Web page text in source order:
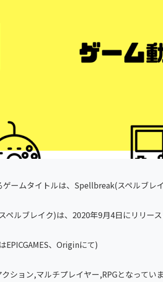
ームタイトルは、Spellbreak(スペルブレイ
ペルブレイク)は、2020年9月4日にリリース
EPICGAMES、Originにて)
ション,マルチプレイヤー,RPGとなっていま